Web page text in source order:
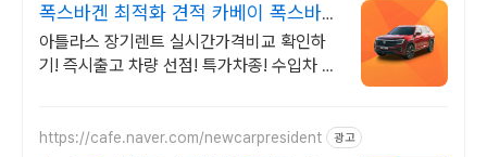
폭스바겐 최적화 견적 카베이 폭스바겐
특가차량 무료견적
아틀라스 장기렌트 실시간가격비교 확인하
기! 즉시출고 차량 선점! 특가차종! 수입차 최
https://cafe.naver.com/newcarpresident 광고